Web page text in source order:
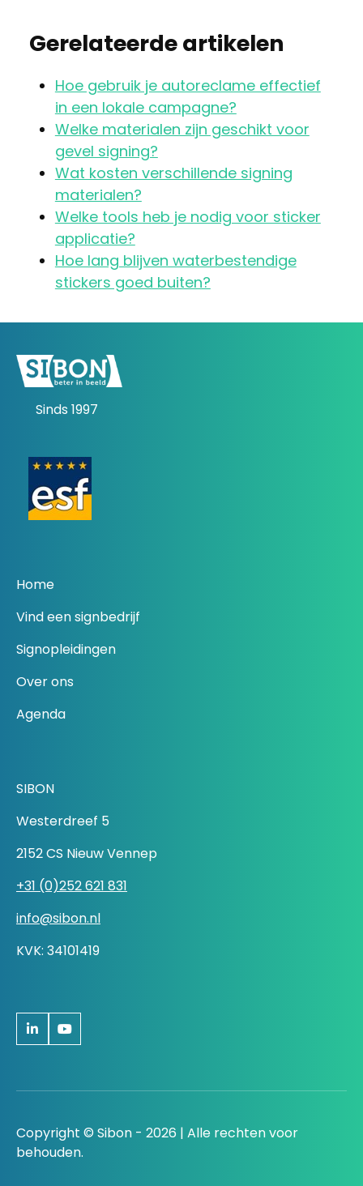
Gerelateerde artikelen
Hoe gebruik je autoreclame effectief
in een lokale campagne?
Welke materialen zijn geschikt voor
gevel signing?
Wat kosten verschillende signing
materialen?
Welke tools heb je nodig voor sticker
applicatie?
Hoe lang blijven waterbestendige
stickers goed buiten?
Sinds 1997
Home
Vind een signbedrijf
Signopleidingen
Over ons
Agenda
SIBON
Westerdreef 5
2152 CS Nieuw Vennep
+31 (0)252 621 831
info@sibon.nl
KVK: 34101419
Copyright © Sibon - 2026 | Alle rechten voor
behouden.